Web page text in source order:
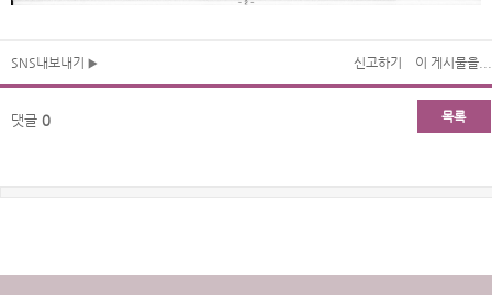
SNS내보내기 신고하기 이 게시물을...
댓글 0 목록